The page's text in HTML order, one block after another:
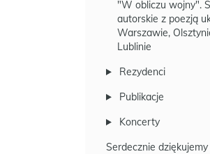
"W obliczu wojny".
autorskie z poezją
Warszawie,
Lublinie
Rezydenci
Publikacje
Koncerty
Serdecznie